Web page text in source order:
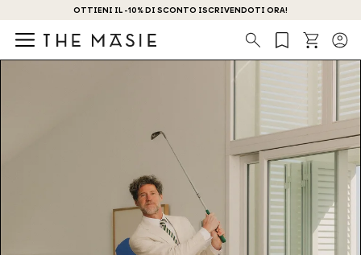
OTTIENI IL -10% DI SCONTO ISCRIVENDOTI ORA!
Ricerca